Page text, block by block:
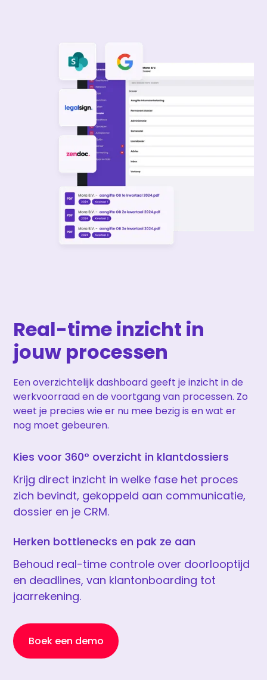
Real-time inzicht in
jouw processen
Een overzichtelijk dashboard geeft je inzicht in de
werkvoorraad en de voortgang van processen. Zo
weet je precies wie er nu mee bezig is en wat er
nog moet gebeuren.
Kies voor 360° overzicht in klantdossiers
Krijg direct inzicht in welke fase het proces
zich bevindt, gekoppeld aan communicatie,
dossier en je CRM.
Herken bottlenecks en pak ze aan
Behoud real-time controle over doorlooptijd
en deadlines, van klantonboarding tot
jaarrekening.
Boek een demo